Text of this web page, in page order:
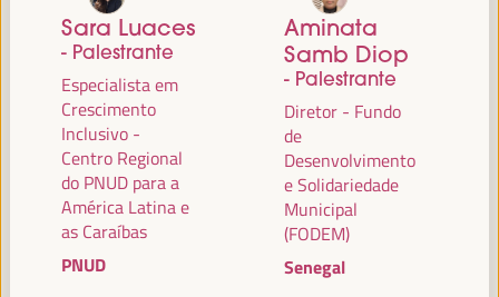
como alianças multiníveis, políticas globais, nacionais e
descentralizadas (regionais-locais).
Leia a nota conceitual
PALESTRANTES
Sara Luaces
- Palestrante
Especialista em
Crescimento
Inclusivo -
Centro Regional
do PNUD para a
América Latina e
as Caraíbas
PNUD
Aminata
Samb Diop
- Palestrante
Diretor - Fundo
de
Desenvolvimento
e Solidariedade
Municipal
(FODEM)
Senegal